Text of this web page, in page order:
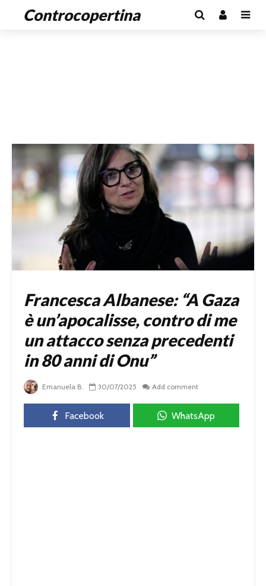
Controcopertina
Francesca Albanese: “A Gaza
è un’apocalisse, contro di me
un attacco senza precedenti
in 80 anni di Onu”
Emanuela B. 30/07/2025 Add comment
Facebook WhatsApp